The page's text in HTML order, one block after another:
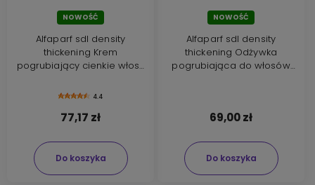
NOWOŚĆ
Alfaparf sdl density
thickening Krem
pogrubiający cienkie włosy
4.4
77,17 zł
Do koszyka
NOWOŚĆ
Alfaparf sdl density
thickening Odżywka
pogrubiająca do włosów
69,00 zł
Do koszyka